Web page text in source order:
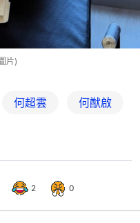
片)
何超雲 何猷啟
2 0